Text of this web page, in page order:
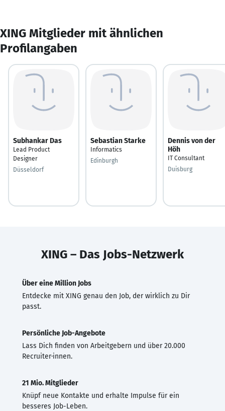
XING Mitglieder mit ähnlichen
Profilangaben
Subhankar Das
Lead Product
Designer
Düsseldorf
Sebastian Starke
Informatics
Edinburgh
Dennis von der
Höh
IT Consultant
Duisburg
XING – Das Jobs-Netzwerk
Über eine Million Jobs
Entdecke mit XING genau den Job, der wirklich zu Dir
passt.
Persönliche Job-Angebote
Lass Dich finden von Arbeitgebern und über 20.000
Recruiter·innen.
21 Mio. Mitglieder
Knüpf neue Kontakte und erhalte Impulse für ein
besseres Job-Leben.